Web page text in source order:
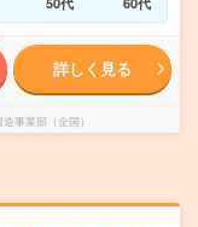
詳しく見る
事業部（全国）